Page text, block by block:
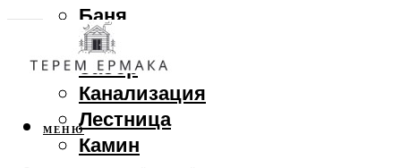
Баня
Веранда
Забор
Канализация
Лестница
Камин
МЕНЮ